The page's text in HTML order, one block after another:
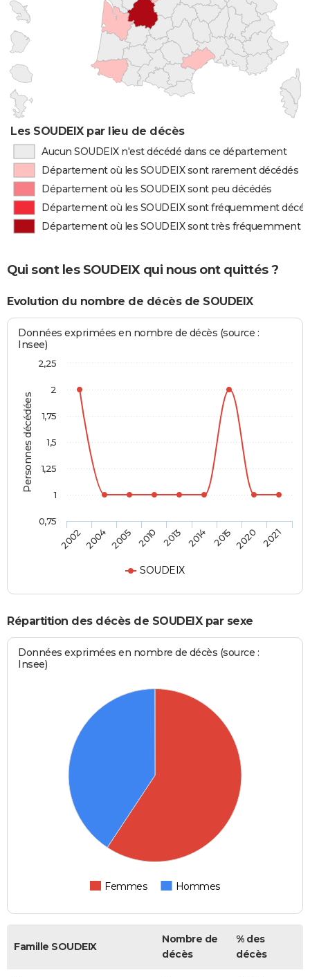
Les SOUDEIX par lieu de décès
Aucun SOUDEIX n'est décédé dans ce département
Département où les SOUDEIX sont rarement décédés
Département où les SOUDEIX sont peu décédés
Département où les SOUDEIX sont fréquemment
Département où les SOUDEIX sont très fréquemment
Qui sont les SOUDEIX qui nous ont quittés ?
Evolution du nombre de décès de SOUDEIX
Personnes décédées
Données exprimées en nombre de décès (source :
Insee)
SOUDEIX
20022004 2005 2010 2013 2014 2015 2020 2021
0,75
1
1,25
1,5
1,75
2
2,25
Répartition des décès de SOUDEIX par sexe
Données exprimées en nombre de décès (source :
Insee)
Femmes Hommes
Famille SOUDEIX
Nombre de
décès
% des
décès